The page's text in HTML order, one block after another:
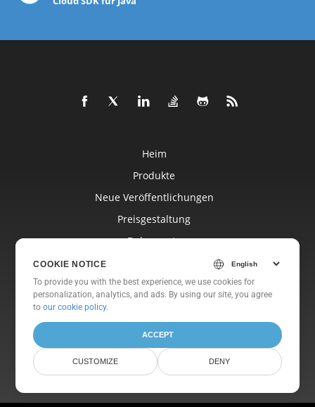
Heim
Produkte
Neue Veröffentlichungen
Preisgestaltung
Dokumente
Kostenlose Beratung
Um
COOKIE NOTICE
To provide you with the best experience, we use cookies for
personalization, analytics, and ads. By using our site, you agree
toour cookie policy.
ACCEPT
CUSTOMIZE DENY